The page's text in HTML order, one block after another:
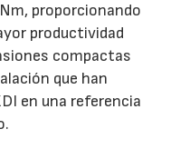
proporcionando
productividad
compactas
que han
en una referencia